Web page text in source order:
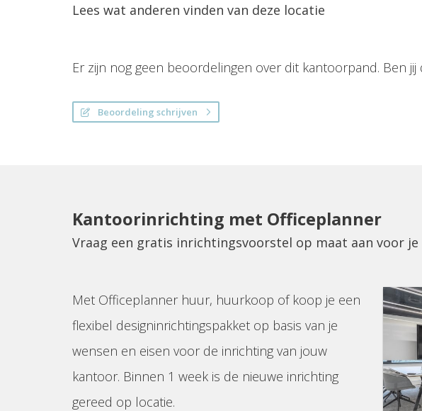
Lees wat anderen vinden van deze locatie
Er zijn nog geen beoordelingen over dit kantoorpand. Ben
Beoordeling schrijven
Kantoorinrichting met Officeplanner
Vraag een gratis inrichtingsvoorstel op maat aan voor
Met Officeplanner huur, huurkoop of koop je een
flexibel designinrichtingspakket op basis van je
wensen en eisen voor de inrichting van jouw
kantoor. Binnen 1 week is de nieuwe inrichting
gereed op locatie.